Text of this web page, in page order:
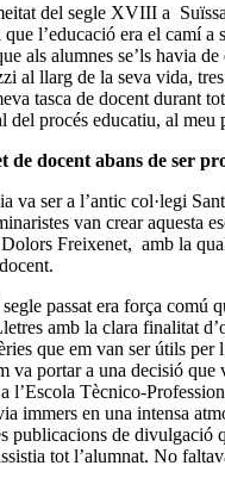
del segle XVIII a
l’educació era el camí
als alumnes se’ls havia
al llarg de la seva vida,
tasca de docent durant
del procés educatiu, al
de docent abans de ser
va ser a l’antic col·legi
van crear aquesta
Freixenet, amb la
passat era força
amb la clara finalitat
que em van ser útils per
va portar a una decisió
l’Escola Tècnico-
immers en una intensa
publicacions de divulgació
tot l’alumnat. No